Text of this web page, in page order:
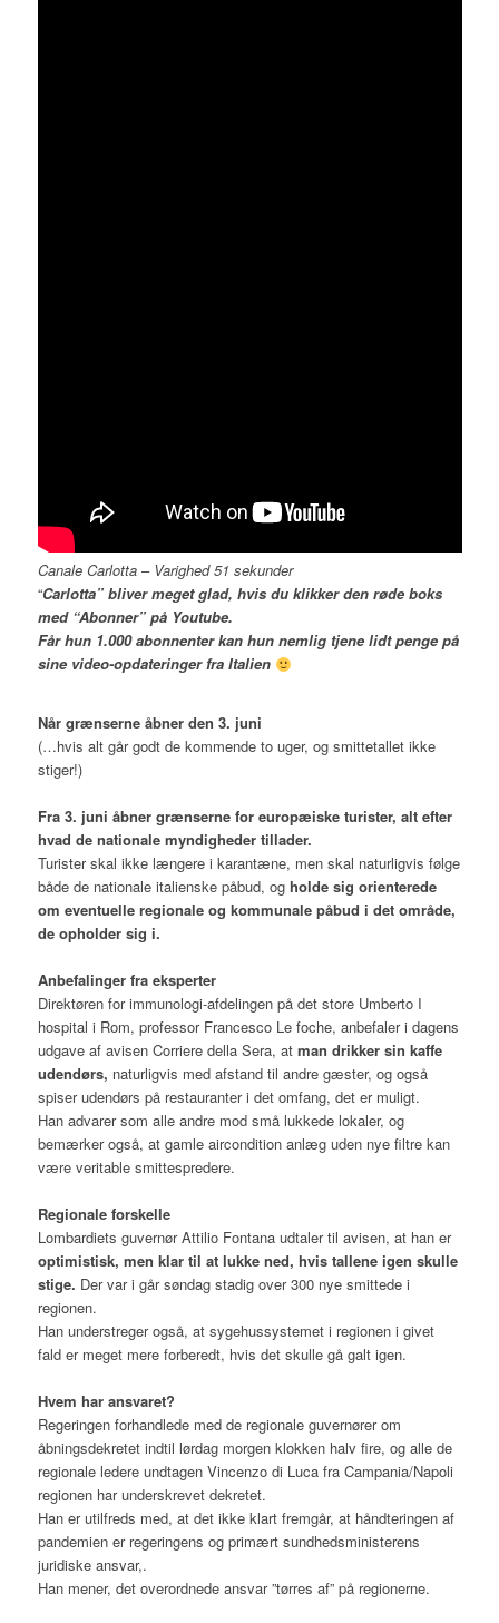
Canale Carlotta– Varighed 51 sekunder
“Carlotta” bliver meget glad, hvis du klikker den røde boks
med “Abonner” på Youtube.
Får hun 1.000 abonnenter kan hun nemlig tjene lidt penge på
sine video-opdateringer fra Italien
Når grænserne åbner den 3. juni
(…hvis alt går godt de kommende to uger, og smittetallet ikke
stiger!)
Fra 3. juni åbner grænserne for europæiske turister, alt efter
hvad de nationale myndigheder tillader.
Turister skal ikke længere i karantæne, men skal naturligvis følge
både de nationale italienske påbud, og holde sig orienterede
om eventuelle regionale og kommunale påbud i det område,
de opholder sig i.
Anbefalinger fra eksperter
Direktøren for immunologi-afdelingen på det store Umberto I
hospital i Rom, professor Francesco Le foche, anbefaler i dagens
udgave af avisen Corriere della Sera, at man drikker sin kaffe
udendørs, naturligvis med afstand til andre gæster, og også
spiser udendørs på restauranter i det omfang, det er muligt.
Han advarer som alle andre mod små lukkede lokaler, og
bemærker også, at gamle aircondition anlæg uden nye filtre kan
være veritable smittespredere.
Regionale forskelle
Lombardiets guvernør Attilio Fontana udtaler til avisen, at han er
optimistisk, men klar til at lukke ned, hvis tallene igen skulle
stige. Der var i går søndag stadig over 300 nye smittede i
regionen.
Han understreger også, at sygehussystemet i regionen i givet
fald er meget mere forberedt, hvis det skulle gå galt igen.
Hvem har ansvaret?
Regeringen forhandlede med de regionale guvernører om
åbningsdekretet indtil lørdag morgen klokken halv fire, og alle de
regionale ledere undtagen Vincenzo di Luca fra Campania/Napoli
regionen har underskrevet dekretet.
Han er utilfreds med, at det ikke klart fremgår, at håndteringen af
pandemien er regeringens og primært sundhedsministerens
juridiske ansvar,.
Han mener, det overordnede ansvar ”tørres af” på regionerne.